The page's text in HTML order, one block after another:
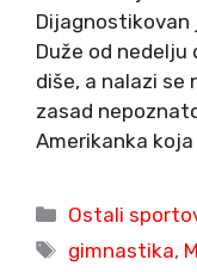
Dijagnostikovan
Duže od nedelju
diše, a nalazi se
zasad
Amerikanka koja
Categories
Ostali
Tags
gimnastika,